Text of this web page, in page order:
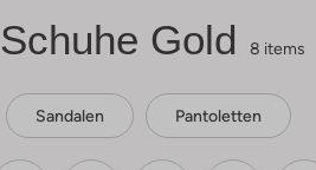
Schuhe Gold 8 items
Sandalen Pantoletten